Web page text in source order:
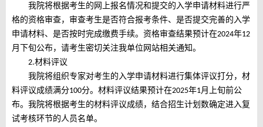
我院将根据考生的网上报名情况和提交的入学申请材料进行严
格的资格审查，审查考生是否符合报考条件、是否提交完善的入学
申请材料、是否按时完成缴费手续。资格审查结果预计在2024年12
月下旬公布，请考生密切关注我单位网站相关通知。
2.材料评议
我院将组织专家对考生的入学申请材料进行集体评议打分，材
料评议成绩满分100分。材料评议结果预计在2025年1月 上旬前公
布。我院将根据考生的材料评议成绩，结合招生计划数确定进入复
试考核环节的人员名单。